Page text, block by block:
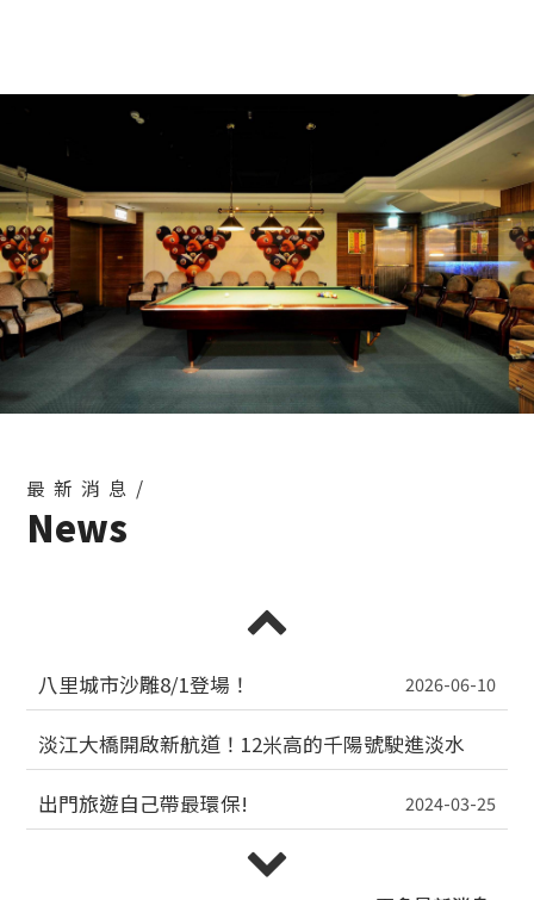
最新消息/
News
「揪二檔魯夫」打造夏日觀光盛典
2026-06-09